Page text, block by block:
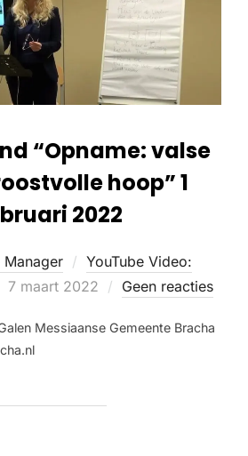
“Opname: valse
hoop” 1
2022
Manager
YouTube Video:
7 maart 2022 Geen reacties
Messiaanse Gemeente Bracha